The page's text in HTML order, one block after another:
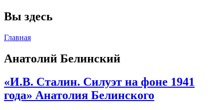
Вы здесь
Главная
Анатолий Белинский
«И.В. Сталин. Силуэт на фоне 1941
года» Анатолия Белинского